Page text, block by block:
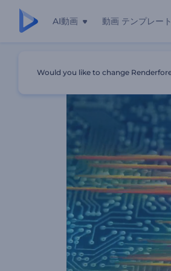
AI動画 動画 テンプレート
Would you like to change